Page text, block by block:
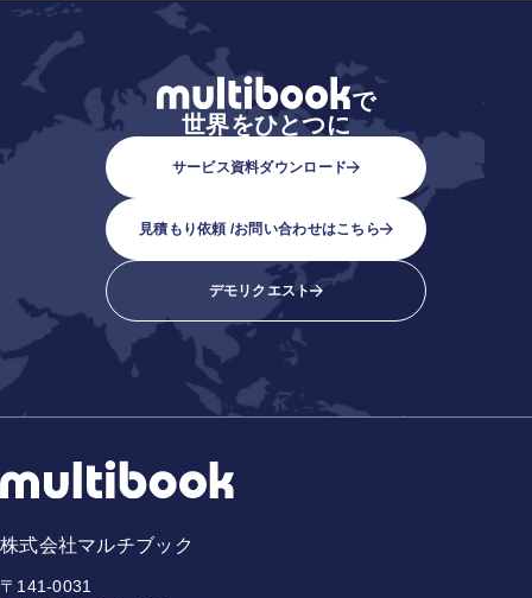
で
世界をひとつに
サービス資料ダウンロード
見積もり依頼 /お問い合わせはこちら
デモリクエスト
株式会社マルチブック
〒141-0031